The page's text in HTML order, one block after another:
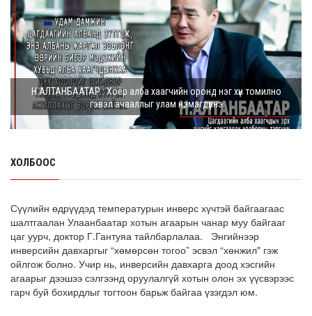
Г.Дамдинням: Шатахууны үнэ дээр тохиролцох
боломжгүй. Одоогоор олдож байгаа газра...
8 сарын 05, 2026
Э.Батшугар: Монгол Улс нэг эх үүсвэрээс буюу өндөр
чанартай эмийг, хямд үнээр худ...
8 сарын 05, 2026
НӨӨЦТЭЙ БАЙНА
8 сарын 05, 2026
Тэгш, сондгойгоор зааглан шатахуун олгосноор
өдрийн ачаалал ХОЁР ДАХИН БУУРСАН
8 сарын 05, 2026
Н.АЛТАНБААТАР : Хоёр алба хаагчийн оронд нэг хүн томилно
гэвэл ачааллыг улам нэмэгдүүлнэ
ХОЛБООС
Сүүлийн өдрүүдэд температурын инверс хүчтэй байгаагаас
шалтгаалан Улаанбаатар хотын агаарын чанар муу байгааг
цаг уурч, доктор Г.Гантуяа тайлбарлалаа. Энгийнээр
инверсийн давхаргыг “хөмөрсөн тогоо” эсвэл “хөнжил" гэж
ойлгож болно. Учир нь, инверсийн давхарга доод хэсгийн
агаарыг дээшээ сэлгээнд оруулалгүй хотын олон эх үүсвэрээс
гарч буй бохирдлыг тогтоон барьж байгаа үзэгдэл юм.